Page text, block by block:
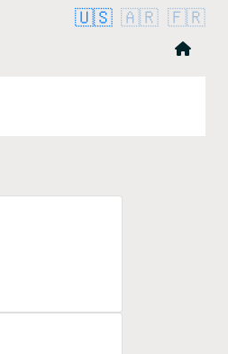
🇺🇸 🇦🇷 🇫🇷